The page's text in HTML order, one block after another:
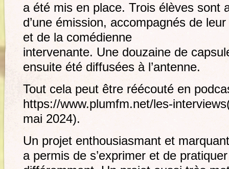
a été mis en place. Trois élèves sont
d’une émission, accompagnés de
et de la comédienne
intervenante. Une douzaine de
ensuite été diffusées à l’antenne.
Tout cela peut être réécouté en
https://www.plumfm.net/les-
mai 2024).
Un projet enthousiasmant et
a permis de s’exprimer et de